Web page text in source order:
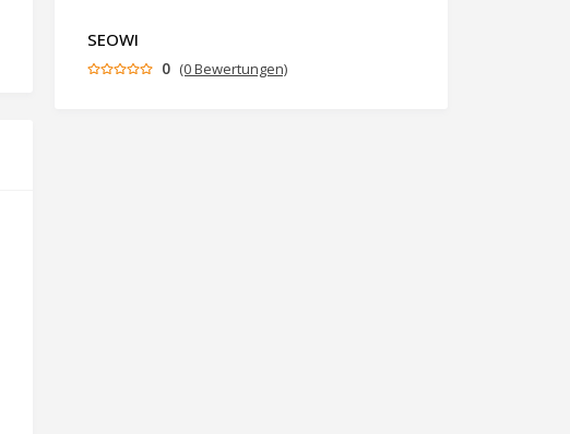
SEOWI
0 (0 Bewertungen)